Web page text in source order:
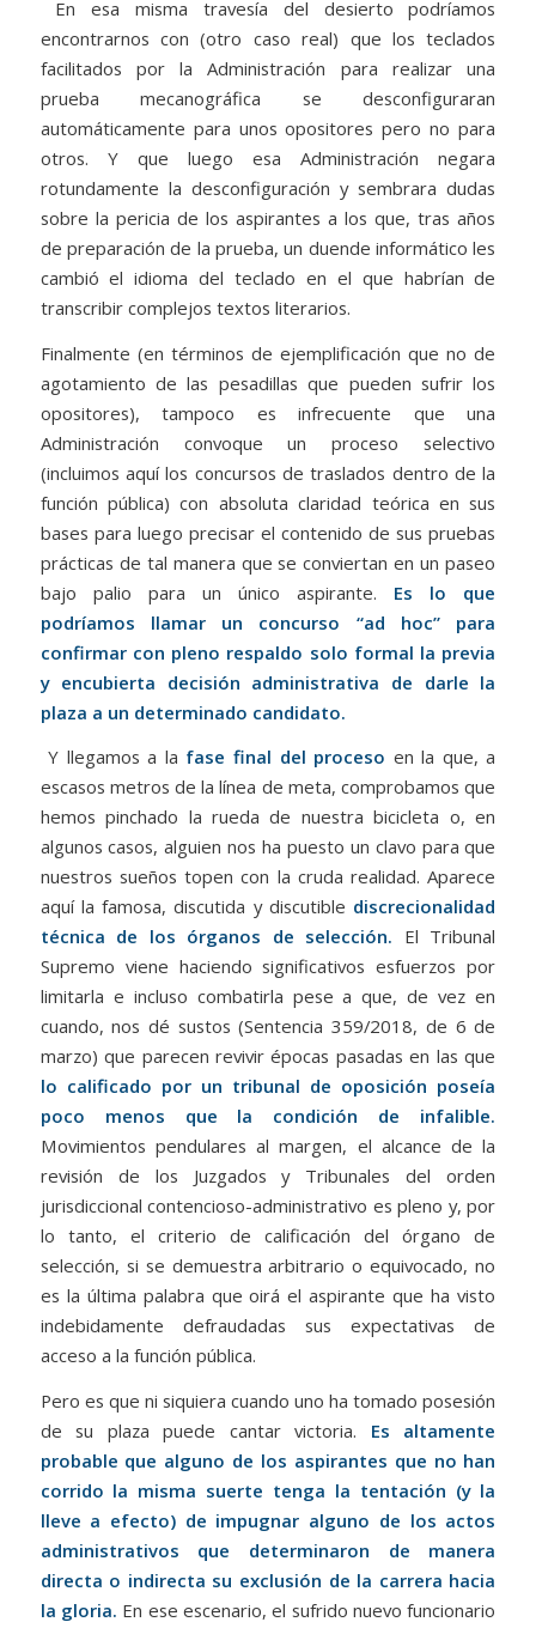
En esa misma travesía del desierto podríamos
encontrarnos con (otro caso real) que los teclados
facilitados por la Administración para realizar una
prueba mecanográfica se desconfiguraran
automáticamente para unos opositores pero no para
otros. Y que luego esa Administración negara
rotundamente la desconfiguración y sembrara dudas
sobre la pericia de los aspirantes a los que, tras años
de preparación de la prueba, un duende informático les
cambió el idioma del teclado en el que habrían de
transcribir complejos textos literarios.
Finalmente (en términos de ejemplificación que no de
agotamiento de las pesadillas que pueden sufrir los
opositores), tampoco es infrecuente que una
Administración convoque un proceso selectivo
(incluimos aquí los concursos de traslados dentro de la
función pública) con absoluta claridad teórica en sus
bases para luego precisar el contenido de sus pruebas
prácticas de tal manera que se conviertan en un paseo
bajo palio para un único aspirante. Es lo que
podríamos llamar un concurso “ad hoc” para
confirmar con pleno respaldo solo formal la previa
y encubierta decisión administrativa de darle la
plaza a un determinado candidato.
Y llegamos a la fase final del proceso en la que, a
escasos metros de la línea de meta, comprobamos que
hemos pinchado la rueda de nuestra bicicleta o, en
algunos casos, alguien nos ha puesto un clavo para que
nuestros sueños topen con la cruda realidad. Aparece
aquí la famosa, discutida y discutible discrecionalidad
técnica de los órganos de selección. El Tribunal
Supremo viene haciendo significativos esfuerzos por
limitarla e incluso combatirla pese a que, de vez en
cuando, nos dé sustos (Sentencia 359/2018, de 6 de
marzo) que parecen revivir épocas pasadas en las que
lo calificado por un tribunal de oposición poseía
poco menos que la condición de infalible.
Movimientos pendulares al margen, el alcance de la
revisión de los Juzgados y Tribunales del orden
jurisdiccional contencioso-administrativo es pleno y, por
lo tanto, el criterio de calificación del órgano de
selección, si se demuestra arbitrario o equivocado, no
es la última palabra que oirá el aspirante que ha visto
indebidamente defraudadas sus expectativas de
acceso a la función pública.
Pero es que ni siquiera cuando uno ha tomado posesión
de su plaza puede cantar victoria. Es altamente
probable que alguno de los aspirantes que no han
corrido la misma suerte tenga la tentación (y la
lleve a efecto) de impugnar alguno de los actos
administrativos que determinaron de manera
directa o indirecta su exclusión de la carrera hacia
la gloria. En ese escenario, el sufrido nuevo funcionario